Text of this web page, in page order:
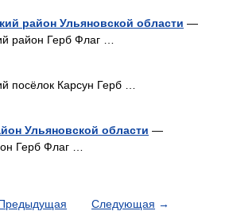
район Ульяновской области —
район Герб Флаг …
посёлок Карсун Герб …
Ульяновской области —
Герб Флаг …
Следующая →